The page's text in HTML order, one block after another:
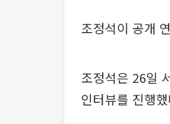
조정석이 공개
조정석은 26일
인터뷰를 진행